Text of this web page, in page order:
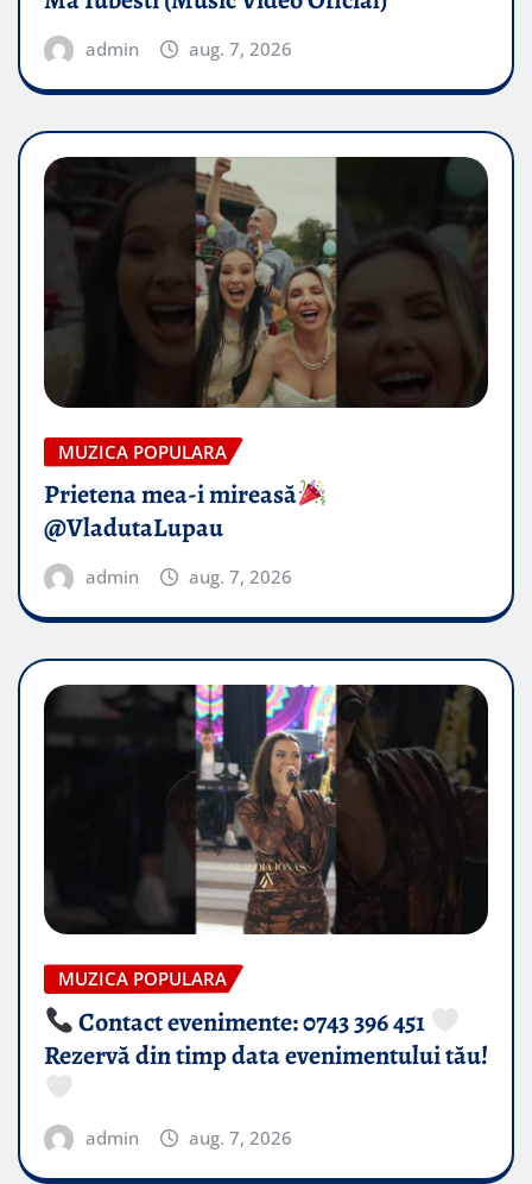
admin aug. 7, 2026
MUZICA POPULARA
Prietena mea-i mireasă​
@VladutaLupau
admin aug. 7, 2026
MUZICA POPULARA
Contact evenimente: 0743 396 451
Rezervă din timp data evenimentului tău!
admin aug. 7, 2026